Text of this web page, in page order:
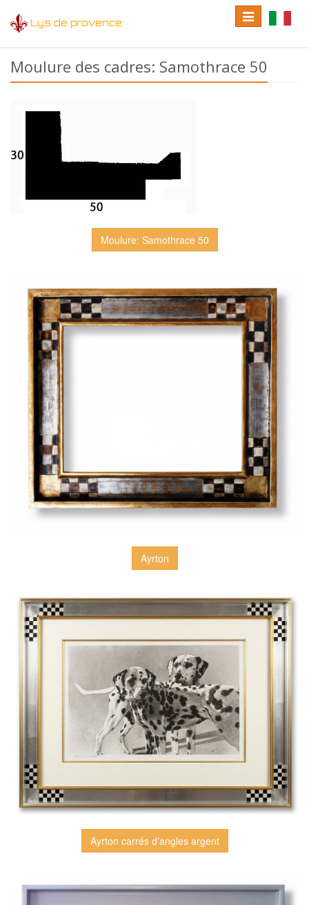
Lys de provence
language
Toggle
navigation
Moulure des cadres: Samothrace 50
Moulure: Samothrace 50
Ayrton
Ayrton carrés d'angles argent